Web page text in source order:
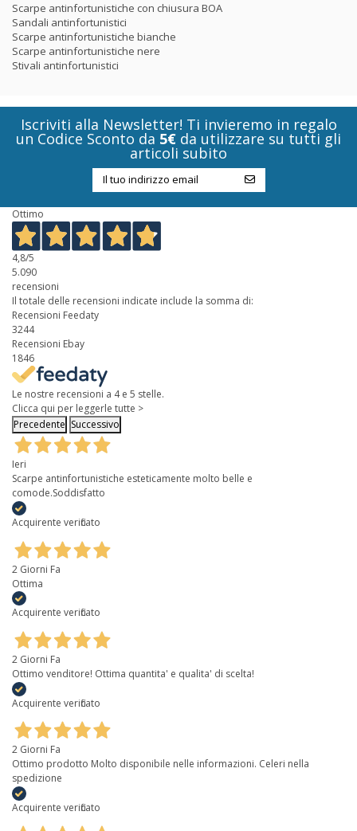
Scarpe antinfortunistiche con chiusura BOA
Sandali antinfortunistici
Scarpe antinfortunistiche bianche
Scarpe antinfortunistiche nere
Stivali antinfortunistici
Iscriviti alla Newsletter! Ti invieremo in regalo
un Codice Sconto da 5€ da utilizzare su tutti gli
articoli subito
Ottimo
4,8/5
5.090
recensioni
Il totale delle recensioni indicate include la somma di:
Recensioni Feedaty
3244
Recensioni Ebay
1846
Le nostre recensioni a 4 e 5 stelle.
Clicca qui per leggerle tutte >
Precedente Successivo
Ieri
Scarpe antinfortunistiche esteticamente molto belle e
comode.Soddisfatto
Acquirente verificato
2 Giorni Fa
Ottima
Acquirente verificato
2 Giorni Fa
Ottimo venditore! Ottima quantita' e qualita' di scelta!
Acquirente verificato
2 Giorni Fa
Ottimo prodotto Molto disponibile nelle informazioni. Celeri nella
spedizione
Acquirente verificato